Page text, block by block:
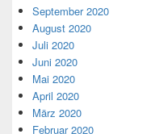
September 2020
August 2020
Juli 2020
Juni 2020
Mai 2020
April 2020
März 2020
Februar 2020